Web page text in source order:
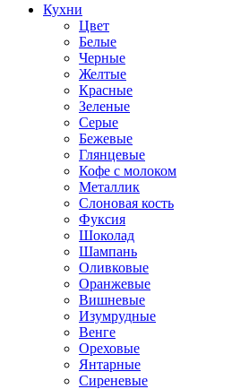
Кухни
Цвет
Белые
Черные
Желтые
Красные
Зеленые
Серые
Бежевые
Глянцевые
Кофе с молоком
Металлик
Слоновая кость
Фуксия
Шоколад
Шампань
Оливковые
Оранжевые
Вишневые
Изумрудные
Венге
Ореховые
Янтарные
Сиреневые